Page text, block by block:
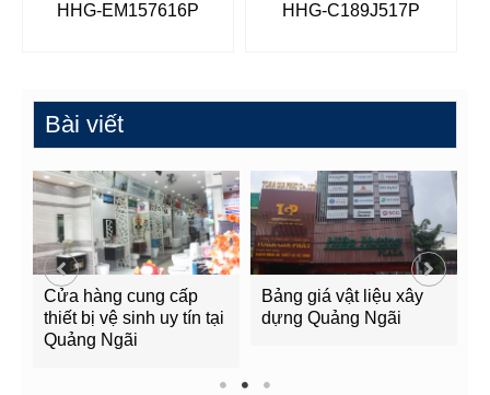
HHG-EM157616P HHG-C189J517P
Bài viết
Cửa hàng cung cấp
thiết bị vệ sinh uy tín tại
Quảng Ngãi
Bảng giá vật liệu xây
dựng Quảng Ngãi
1 2 3